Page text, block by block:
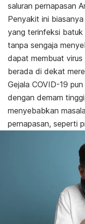
saluran pernapasan
Penyakit ini
yang terinfeksi batuk
tanpa sengaja
dapat membuat virus
berada di dekat
Gejala COVID-19
dengan demam
menyebabkan
pernapasan, seperti